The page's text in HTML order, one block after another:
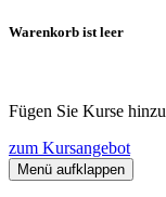
Warenkorb ist leer
Fügen Sie Kurse hinzu
zum Kursangebot
Menü aufklappen